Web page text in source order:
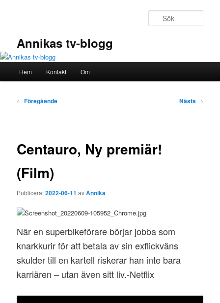
Annikas tv-blogg
Hem Kontakt Om
Inläggsnavigering
← Föregående Nästa →
Centauro, Ny premiär!
(Film)
Publicerat2022-06-11 avAnnika
När en superbikeförare börjar jobba som
knarkkurir för att betala av sin exflickväns
skulder till en kartell riskerar han inte bara
karriären – utan även sitt liv.-Netflix